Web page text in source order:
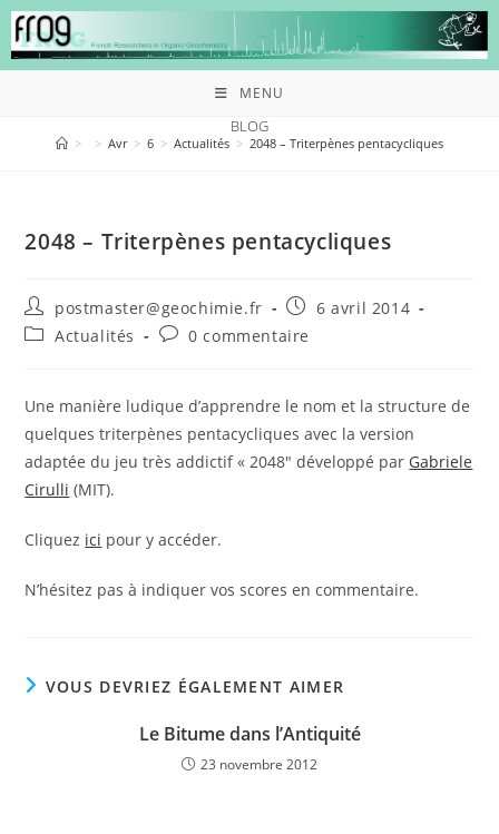
MENU
BLOG
> > Avr > 6 > Actualités > 2048 – Triterpènes pentacycliques
2048 – Triterpènes pentacycliques
postmaster@geochimie.fr
6 avril 2014
Actualités
0 commentaire
Une manière ludique d’apprendre le nom et la structure de
quelques triterpènes pentacycliques avec la version
adaptée du jeu très addictif « 2048″ développé par Gabriele
Cirulli (MIT).
Cliquez ici pour y accéder.
N’hésitez pas à indiquer vos scores en commentaire.
VOUS DEVRIEZ ÉGALEMENT AIMER
Le Bitume dans l’Antiquité
23 novembre 2012